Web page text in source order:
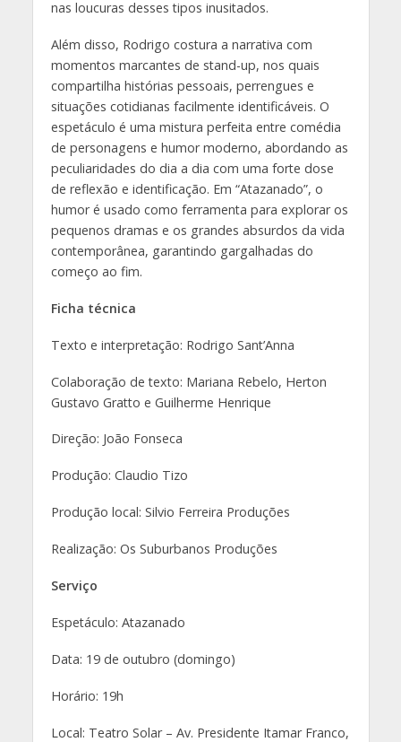
nas loucuras desses tipos inusitados.
Além disso, Rodrigo costura a narrativa com
momentos marcantes de stand-up, nos quais
compartilha histórias pessoais, perrengues e
situações cotidianas facilmente identificáveis. O
espetáculo é uma mistura perfeita entre comédia
de personagens e humor moderno, abordando as
peculiaridades do dia a dia com uma forte dose
de reflexão e identificação. Em “Atazanado”, o
humor é usado como ferramenta para explorar os
pequenos dramas e os grandes absurdos da vida
contemporânea, garantindo gargalhadas do
começo ao fim.
Ficha técnica
Texto e interpretação: Rodrigo Sant’Anna
Colaboração de texto: Mariana Rebelo, Herton
Gustavo Gratto e Guilherme Henrique
Direção: João Fonseca
Produção: Claudio Tizo
Produção local: Silvio Ferreira Produções
Realização: Os Suburbanos Produções
Serviço
Espetáculo: Atazanado
Data: 19 de outubro (domingo)
Horário: 19h
Local: Teatro Solar – Av. Presidente Itamar Franco,